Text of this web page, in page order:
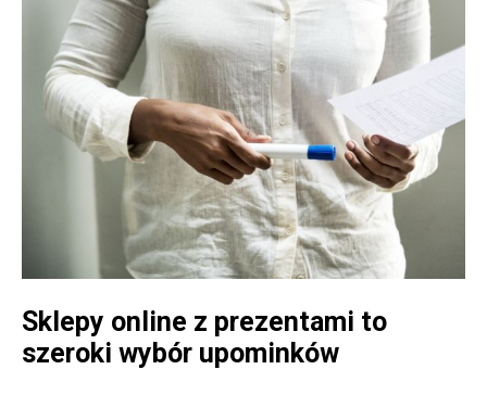
Sklepy online z prezentami to
szeroki wybór upominków